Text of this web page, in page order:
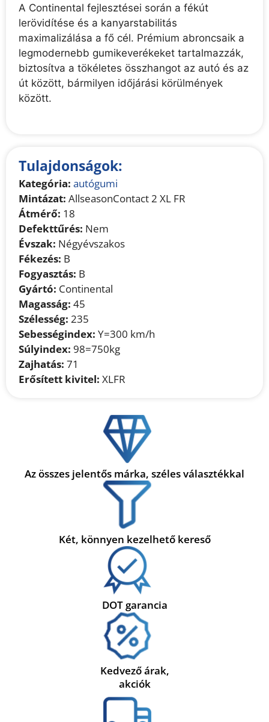
A Continental fejlesztései során a fékút
lerövidítése és a kanyarstabilitás
maximalizálása a fő cél. Prémium abroncsaik a
legmodernebb gumikeverékeket tartalmazzák,
biztosítva a tökéletes összhangot az autó és az
út között, bármilyen időjárási körülmények
között.
Tulajdonságok:
Kategória: autógumi
Mintázat: AllseasonContact 2 XL FR
Átmérő: 18
Defekttűrés: Nem
Évszak: Négyévszakos
Fékezés: B
Fogyasztás: B
Gyártó: Continental
Magasság: 45
Szélesség: 235
Sebességindex: Y=300 km/h
Súlyindex: 98=750kg
Zajhatás: 71
Erősített kivitel: XLFR
Az összes jelentős márka, széles választékkal
Két, könnyen kezelhető kereső
DOT garancia
Kedvező árak,
akciók